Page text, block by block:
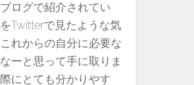
ログで紹介されてい
Twitterで見たような気
れからの自分に必要な
ーと思って手に取りま
にとても分かりやす